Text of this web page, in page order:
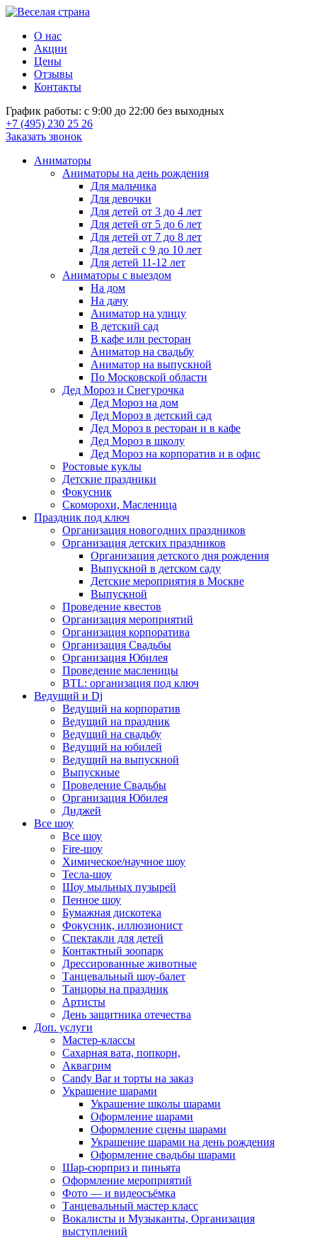
О нас
Акции
Цены
Отзывы
Контакты
График работы: с 9:00 до 22:00 без выходных
+7 (495) 230 25 26
Заказать звонок
Аниматоры
Аниматоры на день рождения
Для мальчика
Для девочки
Для детей от 3 до 4 лет
Для детей от 5 до 6 лет
Для детей от 7 до 8 лет
Для детей с 9 до 10 лет
Для детей 11-12 лет
Аниматоры с выездом
На дом
На дачу
Аниматор на улицу
В детский сад
В кафе или ресторан
Аниматор на свадьбу
Аниматор на выпускной
По Московской области
Дед Мороз и Снегурочка
Дед Мороз на дом
Дед Мороз в детский сад
Дед Мороз в ресторан и в кафе
Дед Мороз в школу
Дед Мороз на корпоратив и в офис
Ростовые куклы
Детские праздники
Фокусник
Скоморохи, Масленица
Праздник под ключ
Организация новогодних праздников
Организация детских праздников
Организация детского дня рождения
Выпускной в детском саду
Детские мероприятия в Москве
Выпускной
Проведение квестов
Организация мероприятий
Организация корпоратива
Организация Свадьбы
Организация Юбилея
Проведение масленицы
BTL: организация под ключ
Ведущий и Dj
Ведущий на корпоратив
Ведущий на праздник
Ведущий на свадьбу
Ведущий на юбилей
Ведущий на выпускной
Выпускные
Проведение Свадьбы
Организация Юбилея
Диджей
Все шоу
Все шоу
Fire-шоу
Химическое/научное шоу
Тесла-шоу
Шоу мыльных пузырей
Пенное шоу
Бумажная дискотека
Фокусник, иллюзионист
Спектакли для детей
Контактный зоопарк
Дрессированные животные
Танцевальный шоу-балет
Танцоры на праздник
Артисты
День защитника отечества
Доп. услуги
Мастер-классы
Сахарная вата, попкорн,
Аквагрим
Candy Bar и торты на заказ
Украшение шарами
Украшение школы шарами
Оформление шарами
Оформление сцены шарами
Украшение шарами на день рождения
Оформление свадьбы шарами
Шар-сюрприз и пиньята
Оформление мероприятий
Фото — и видеосъёмка
Танцевальный мастер класс
Вокалисты и Музыканты, Организация
выступлений